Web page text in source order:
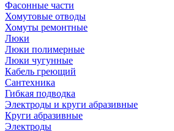
Фасонные части
Хомутовые отводы
Хомуты ремонтные
Люки
Люки полимерные
Люки чугунные
Кабель греющий
Сантехника
Гибкая подводка
Электроды и круги абразивные
Круги абразивные
Электроды